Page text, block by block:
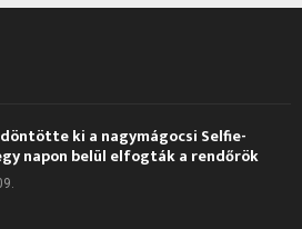
ki a nagymágocsi Selfie-
napon belül elfogták a rendőrök